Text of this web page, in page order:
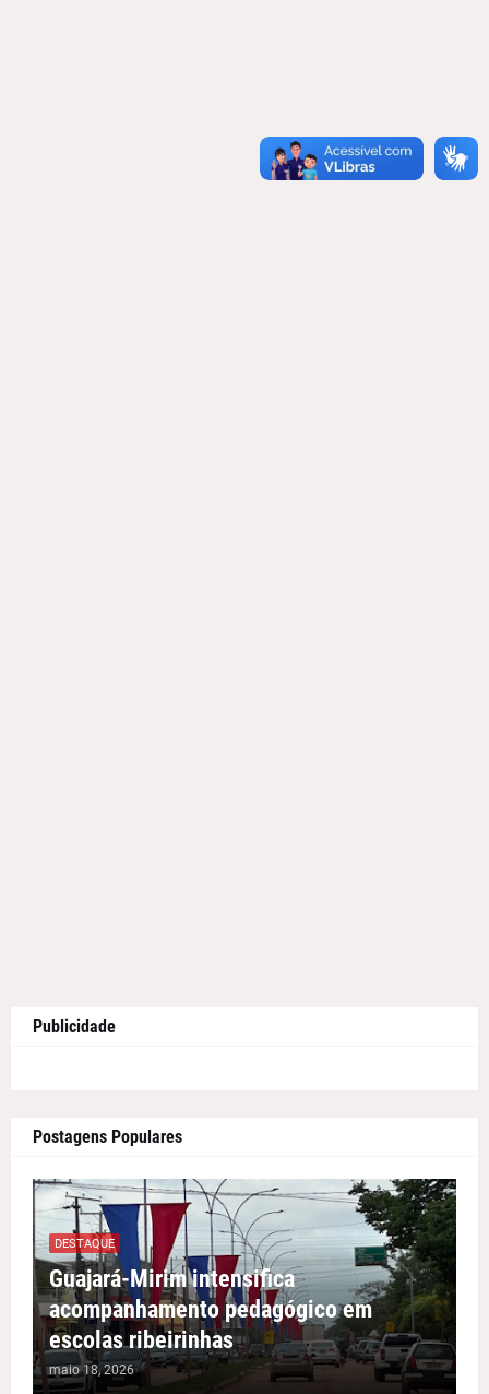
Publicidade
Postagens Populares
DESTAQUE
Guajará-Mirim intensifica
acompanhamento pedagógico em
escolas ribeirinhas
maio 18, 2026